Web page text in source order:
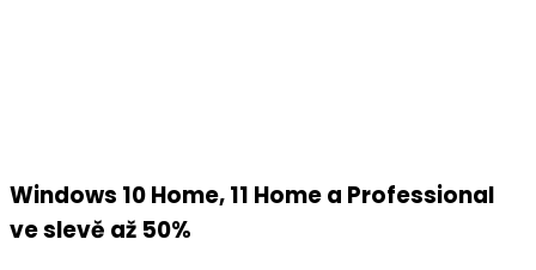
Windows 10 Home, 11 Home a Professional
ve slevě až 50%